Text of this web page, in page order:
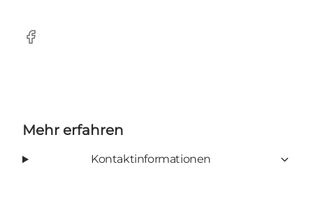
Facebook
Mehr erfahren
Kontaktinformationen